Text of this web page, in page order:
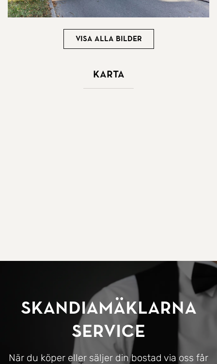
Visa alla bilder
Karta
SkandiaMäklarna
Service
När du köper eller säljer din bostad via oss får